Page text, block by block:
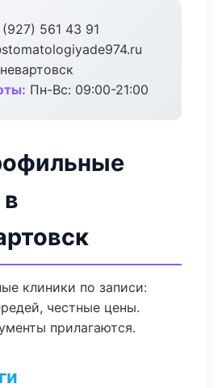
561 43 91
Пн-Вс: 09:00-21:00
клиники по записи:
честные цены.
прилагаются.